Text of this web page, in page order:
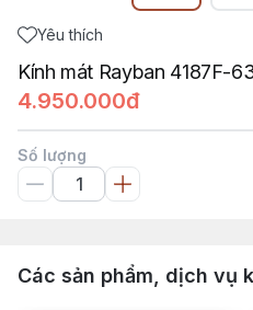
Yêu thích
Kính mát Rayban 4187F-
4.950.000đ
Số lượng
Các sản phẩm, dịch vụ